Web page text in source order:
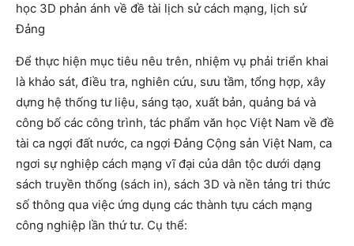
học 3D phản ánh về đề tài lịch sử cách mạng, lịch sử
Đảng
Để thực hiện mục tiêu nêu trên, nhiệm vụ phải triển khai
là khảo sát, điều tra, nghiên cứu, sưu tầm, tổng hợp, xây
dựng hệ thống tư liệu, sáng tạo, xuất bản, quảng bá và
công bố các công trình, tác phẩm văn học Việt Nam về đề
tài ca ngợi đất nước, ca ngợi Đảng Cộng sản Việt Nam, ca
ngơi sự nghiệp cách mạng vĩ đại của dân tộc dưới dạng
sách truyền thống (sách in), sách 3D và nền tảng tri thức
số thông qua việc ứng dụng các thành tựu cách mạng
công nghiệp lần thứ tư. Cụ thể: